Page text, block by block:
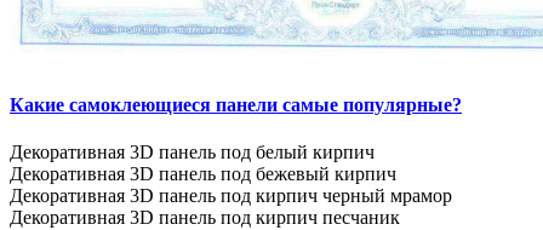
Какие самоклеющиеся панели самые популярные?
Декоративная 3D панель под белый кирпич
Декоративная 3D панель под бежевый кирпич
Декоративная 3D панель под кирпич черный мрамор
Декоративная 3D панель под кирпич песчаник